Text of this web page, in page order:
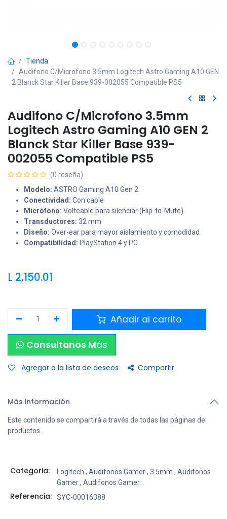
Tienda
Audifono C/Microfono 3.5mm Logitech Astro Gaming A10 GEN
2 Blanck Star Killer Base 939-002055 Compatible PS5
Audifono C/Microfono 3.5mm
Logitech Astro Gaming A10 GEN 2
Blanck Star Killer Base 939-
002055 Compatible PS5
(0 reseña)
Modelo: ASTRO Gaming A10 Gen 2
Conectividad: Con cable
Micrófono: Volteable para silenciar (Flip-to-Mute)
Transductores: 32 mm
Diseño: Over-ear para mayor aislamiento y comodidad
Compatibilidad: PlayStation 4 y PC
L 2,150.01
Añadir al carrito
Consultanos Más
Agregar a la lista de deseos Compartir
Más información
Este contenido se compartirá a través de todas las páginas de
productos.
Categoria: Logitech , Audifonos Gamer, 3.5mm , Audifonos
Gamer, Audifonos Gamer
Referencia: SYC-00016388